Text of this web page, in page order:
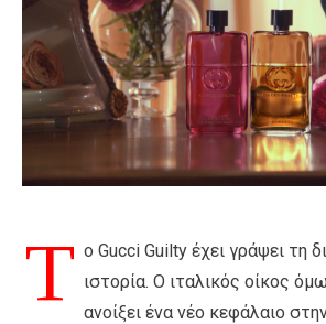
Τ ο Gucci Guilty έχει γράψει τη
ιστορία. Ο ιταλικός οίκος
ανοίξει ένα νέο κεφάλαιο